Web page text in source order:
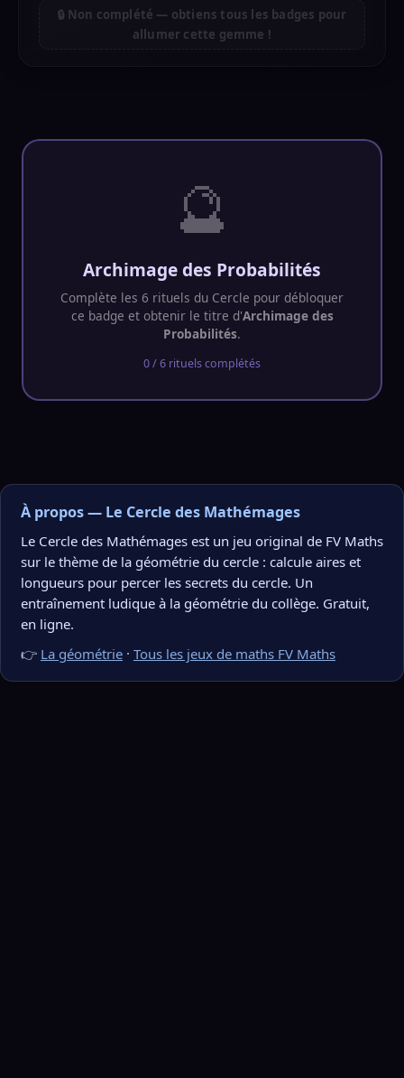
🔒 Non complété — obtiens tous les badges pour
allumer cette gemme !
🔮
Archimage des Probabilités
Complète les 6 rituels du Cercle pour débloquer
ce badge et obtenir le titre d'Archimage des
Probabilités.
0 / 6 rituels complétés
À propos — Le Cercle des Mathémages
Le Cercle des Mathémages est un jeu original de FV Maths
sur le thème de la géométrie du cercle : calcule aires et
longueurs pour percer les secrets du cercle. Un
entraînement ludique à la géométrie du collège. Gratuit,
en ligne.
👉 La géométrie · Tous les jeux de maths FV Maths